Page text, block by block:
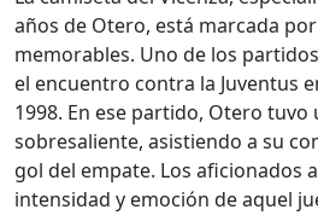
años de Otero, está marcada
memorables. Uno de los
el encuentro contra la Juventus
1998. En ese partido, Otero tuvo
sobresaliente, asistiendo a su
gol del empate. Los aficionados
intensidad y emoción de aquel